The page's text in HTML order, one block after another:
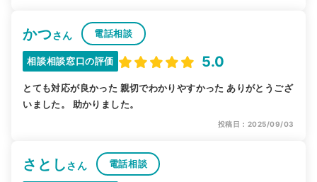
かつさん 電話相談
相談相談窓口の評価 5.0
とても対応が良かった 親切でわかりやすかった ありがとうござ
いました。 助かりました。
投稿日：2025/09/03
さとしさん 電話相談